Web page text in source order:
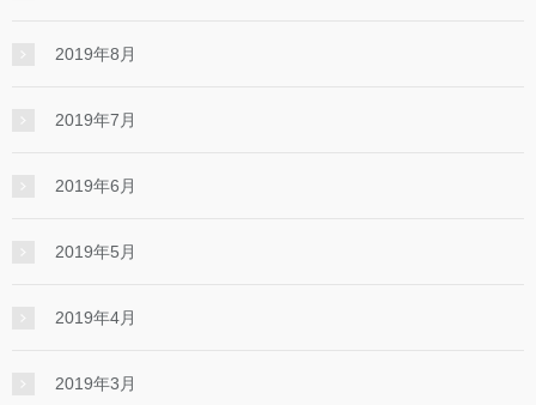
2019年8月
2019年7月
2019年6月
2019年5月
2019年4月
2019年3月